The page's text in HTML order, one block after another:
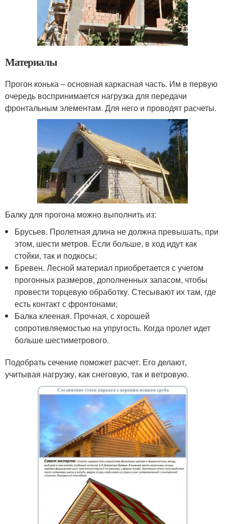
Материалы
Прогон конька – основная каркасная часть. Им в первую
очередь воспринимается нагрузка для передачи
фронтальным элементам. Для него и проводят расчеты.
Балку для прогона можно выполнить из:
Брусьев. Пролетная длина не должна превышать, при
этом, шести метров. Если больше, в ход идут как
стойки, так и подкосы;
Бревен. Лесной материал приобретается с учетом
прогонных размеров, дополненных запасом, чтобы
провести торцевую обработку. Стесывают их там, где
есть контакт с фронтонами;
Балка клееная. Прочная, с хорошей
сопротивляемостью на упругость. Когда пролет идет
больше шестиметрового.
Подобрать сечение поможет расчет. Его делают,
учитывая нагрузку, как снеговую, так и ветровую.